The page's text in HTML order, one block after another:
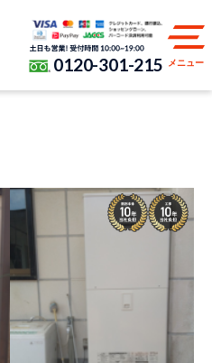
0120-301-215 メニュー